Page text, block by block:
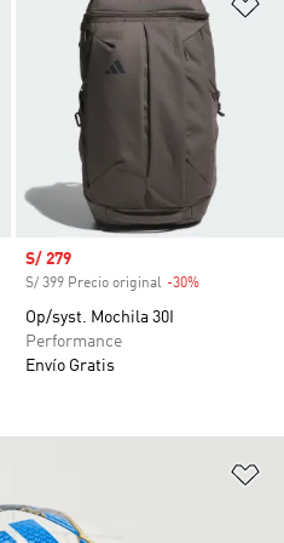
Precio de venta
S/ 279
S/ 399 Precio original -30%
Op/syst. Mochila 30I
Performance
Envío Gratis